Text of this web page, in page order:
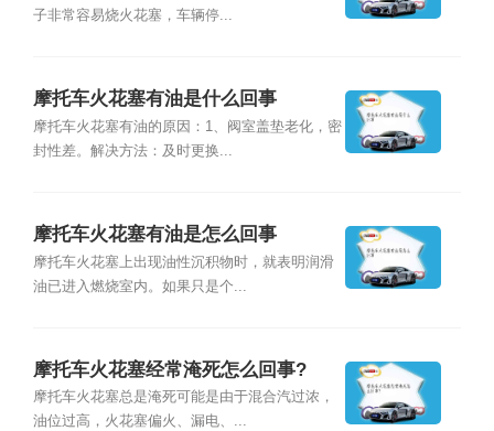
子非常容易烧火花塞，车辆停...
摩托车火花塞有油是什么回事
摩托车火花塞有油的原因：1、阀室盖垫老化，密
封性差。解决方法：及时更换...
摩托车火花塞有油是怎么回事
摩托车火花塞上出现油性沉积物时，就表明润滑
油已进入燃烧室内。如果只是个...
摩托车火花塞经常淹死怎么回事?
摩托车火花塞总是淹死可能是由于混合汽过浓，
油位过高，火花塞偏火、漏电、...